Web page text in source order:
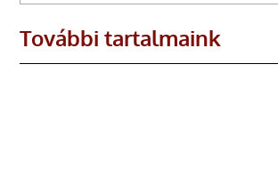
További tartalmaink